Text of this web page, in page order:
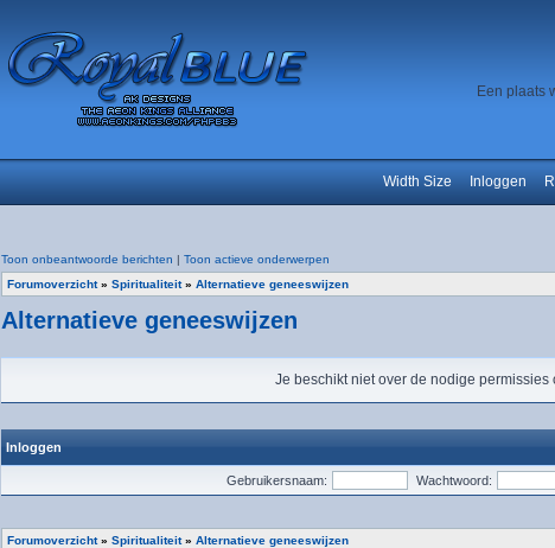
Een plaats
Width Size Inloggen
Toon onbeantwoorde berichten | Toon actieve onderwerpen
Forumoverzicht» Spiritualiteit» Alternatieve geneeswijzen
Alternatieve geneeswijzen
Je beschikt niet over de nodige
Inloggen
Gebruikersnaam: Wachtwoord:
Forumoverzicht» Spiritualiteit» Alternatieve geneeswijzen